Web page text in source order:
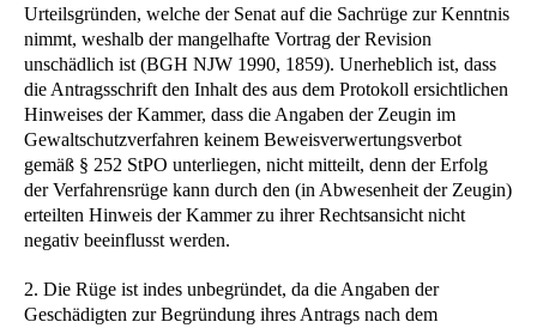
Urteilsgründen, welche der Senat auf die Sachrüge zur Kenntnis
nimmt, weshalb der mangelhafte Vortrag der Revision
unschädlich ist (BGH NJW 1990, 1859). Unerheblich ist, dass
die Antragsschrift den Inhalt des aus dem Protokoll ersichtlichen
Hinweises der Kammer, dass die Angaben der Zeugin im
Gewaltschutzverfahren keinem Beweisverwertungsverbot
gemäß § 252 StPO unterliegen, nicht mitteilt, denn der Erfolg
der Verfahrensrüge kann durch den (in Abwesenheit der Zeugin)
erteilten Hinweis der Kammer zu ihrer Rechtsansicht nicht
negativ beeinflusst werden.
2. Die Rüge ist indes unbegründet, da die Angaben der
Geschädigten zur Begründung ihres Antrags nach dem